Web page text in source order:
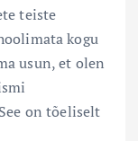
teiste
kogu
usun, et olen
on tõeliselt